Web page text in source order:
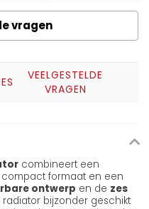
vragen
VEELGESTELDE
VRAGEN
combineert een
formaat en een
ontwerp en de zes
radiator bijzonder geschikt